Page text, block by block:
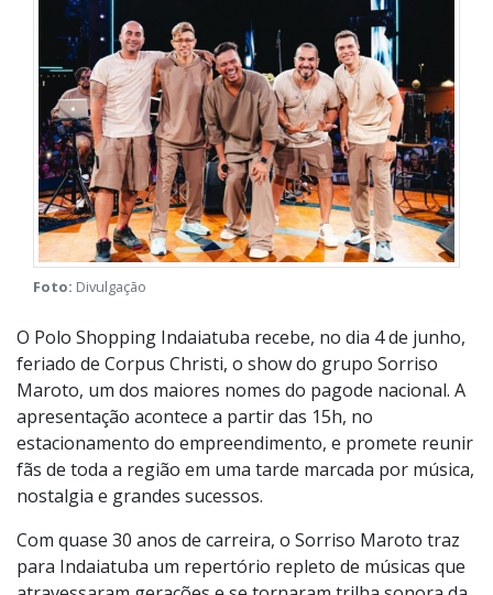
Foto:Divulgação
O Polo Shopping Indaiatuba recebe, no dia 4 de junho,
feriado de Corpus Christi, o show do grupo Sorriso
Maroto, um dos maiores nomes do pagode nacional. A
apresentação acontece a partir das 15h, no
estacionamento do empreendimento, e promete reunir
fãs de toda a região em uma tarde marcada por música,
nostalgia e grandes sucessos.